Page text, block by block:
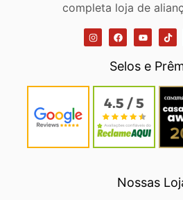
completa loja de
Selos e
Nossas